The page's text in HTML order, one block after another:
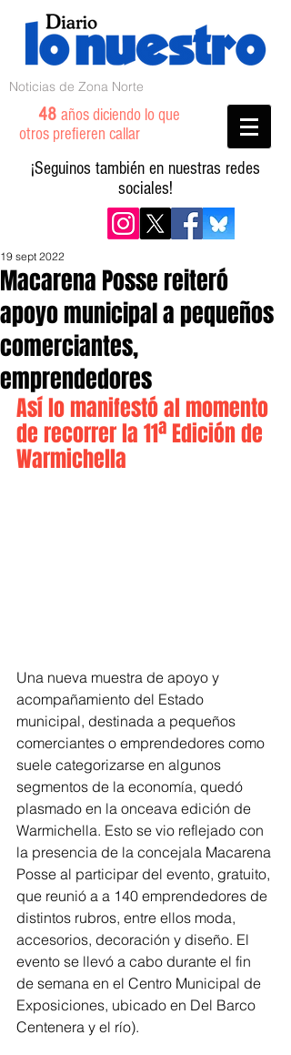
Noticias de Zona Norte
48 años diciendo lo que
otros prefieren callar
¡Seguinos también en nuestras redes
sociales!
Macarena Posse reiteró
apoyo municipal a pequeños
comerciantes,
emprendedores
19 sept 2022
Así lo manifestó al momento
de recorrer la 11ª Edición de
Warmichella
Una nueva muestra de apoyo y
acompañamiento del Estado
municipal, destinada a pequeños
comerciantes o emprendedores como
suele categorizarse en algunos
segmentos de la economía, quedó
plasmado en la onceava edición de
Warmichella. Esto se vio reflejado con
la presencia de la concejala Macarena
Posse al participar del evento, gratuito,
que reunió a a 140 emprendedores de
distintos rubros, entre ellos moda,
accesorios, decoración y diseño. El
evento se llevó a cabo durante el fin
de semana en el Centro Municipal de
Exposiciones, ubicado en Del Barco
Centenera y el río).